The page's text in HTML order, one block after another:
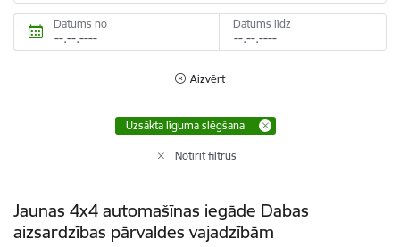
Datums no Datums līdz
Aizvērt
Uzsākta līguma slēgšana
Notīrīt filtrus
Jaunas 4x4 automašīnas iegāde Dabas
aizsardzības pārvaldes vajadzībām